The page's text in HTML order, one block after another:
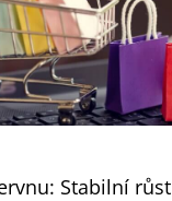
Stabilní růst